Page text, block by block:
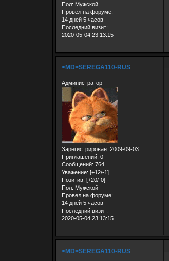
Пол: Мужской
Провел на форуме:
14 дней 5 часов
Последний визит:
2020-05-04 23:13:15
<MD>SEREGA110-RUS
Администратор
Зарегистрирован: 2009-09-03
Приглашений: 0
Сообщений: 764
Уважение: [+12/-1]
Позитив: [+20/-0]
Пол: Мужской
Провел на форуме:
14 дней 5 часов
Последний визит:
2020-05-04 23:13:15
<MD>SEREGA110-RUS